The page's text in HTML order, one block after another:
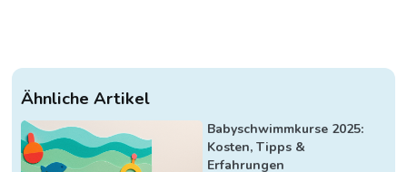
Ähnliche Artikel
Babyschwimmkurse 2025:
Kosten, Tipps &
Erfahrungen